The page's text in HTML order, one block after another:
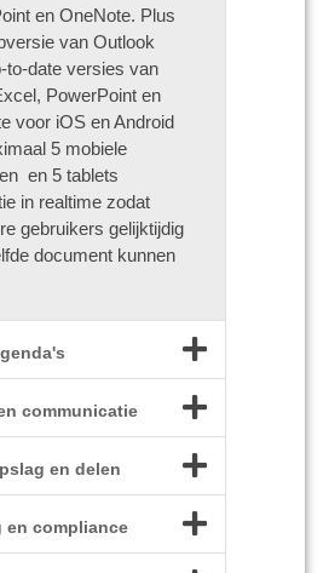
en OneNote. Plus
van Outlook
to-date versies van
PowerPoint en
voor iOS en Android
5 mobiele
en 5 tablets
in realtime zodat
gebruikers gelijktijdig
document kunnen
communicatie
en delen
en compliance